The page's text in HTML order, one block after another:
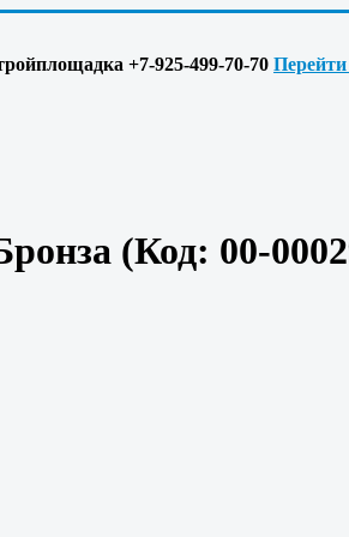
+7-925-499-70-70 Перейти
(Код: 00-